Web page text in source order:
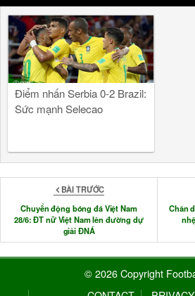
Điểm nhấn Serbia 0-2 Brazil:
Sức mạnh Selecao
BÀI TRƯỚC
Chuyển động bóng đá Việt Nam
28/6: ĐT nữ Việt Nam lên đường dự
giải ĐNÁ
Chân
© 2026 Copyright